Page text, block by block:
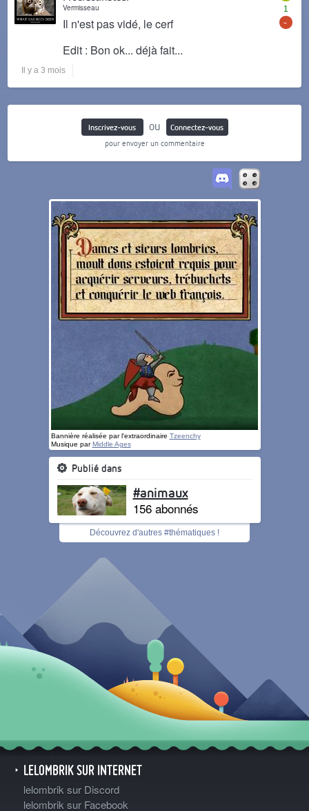
1
-
Vermisseau
Il n'est pas vidé, le cerf
Edit : Bon ok... déjà fait...
Il y a 3 mois
Inscrivez-vous ou
Connectez-vous
pour envoyer un commentaire
Bannière réalisée par l'extraordinaire Tzeenchy
Musique parMiddle Ages
Publié dans
#animaux
156 abonnés
Découvrez d'autres #thématiques !
LELOMBRIK SUR INTERNET
lelombrik sur Discord
lelombrik sur Facebook